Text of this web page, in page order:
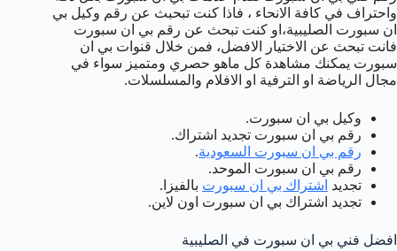
واحتراف في كافة الانحاء ، فاذا كنت تبحبث عن رقم وكيل بي
ان سبورت الصليبية،او كنت تبحث عن رقم بي ان سبورت
فانت تبحث عن الاختيار الافضل، فمن خلال قنوات بي ان
سبورت يمكنك مشاهدة كل ماهو حصري ومتميز سواء في
مجال الرياضة او الترفية او الافلام والمسلسلات.
وكيل بي ان سبورت.
رقم بي ان سبورت تجديد اشتراك.
رقم بي ان سبورت السعودية.
رقم بي ان سبورت الموحد.
تجديد اشتراك بي ان سبورت بالفيزا.
تجديد اشتراك بي ان سبورت اون لاين.
افضل فني بي ان سبورت في الصليبية